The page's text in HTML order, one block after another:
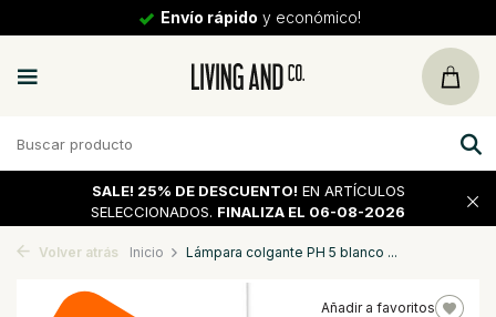
Envío rápido y económico!
SALE! 25% DE DESCUENTO! EN ARTÍCULOS
SELECCIONADOS. FINALIZA EL 06-08-2026
Volver atrás Inicio Lámpara colgante PH 5 blanco ...
Añadir a favoritos